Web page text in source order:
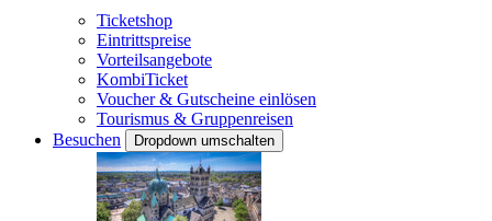
Ticketshop
Eintrittspreise
Vorteilsangebote
KombiTicket
Voucher & Gutscheine einlösen
Tourismus & Gruppenreisen
Besuchen
Dropdown umschalten